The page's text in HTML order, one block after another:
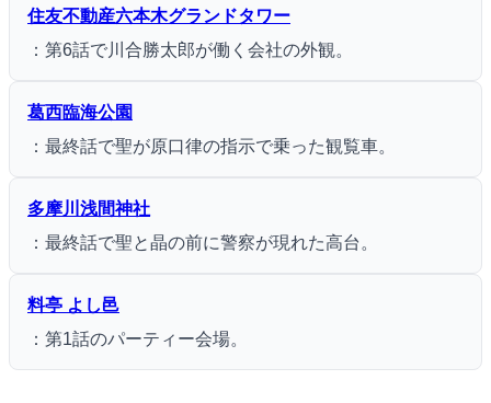
住友不動産六本木グランドタワー
：第6話で川合勝太郎が働く会社の外観。
葛西臨海公園
：最終話で聖が原口律の指示で乗った観覧車。
多摩川浅間神社
：最終話で聖と晶の前に警察が現れた高台。
料亭 よし邑
：第1話のパーティー会場。